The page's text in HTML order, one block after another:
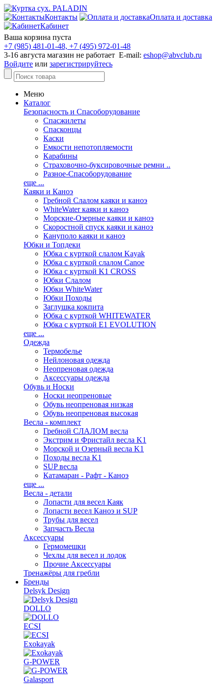
Контакты
Оплата и доставка
Кабинет
Ваша корзина пуста
+7 (985) 481-01-48, +7 (495) 972-01-48
3-16 августа магазин не работает E-mail: eshop@abvclub.ru
Войдите или зарегистрируйтесь
Меню
Каталог
Безопасность и Спасоборудование
Спасжилеты
Спасконцы
Каски
Емкости непотопляемости
Карабины
Страховочно-буксировочные ремни ..
Разное-Спасоборудование
еще ...
Каяки и Каноэ
Гребной Слалом каяки и каноэ
WhiteWater каяки и каноэ
Морские-Озерные каяки и каноэ
Скоростной спуск каяки и каноэ
Кануполо каяки и каноэ
Юбки и Топдеки
Юбка с курткой слалом Kayak
Юбка с курткой слалом Canoe
Юбка с курткой K1 CROSS
Юбки Слалом
Юбки WhiteWater
Юбки Походы
Заглушка кокпита
Юбка с курткой WHITEWATER
Юбка с курткой E1 EVOLUTION
еще ...
Одежда
Термобелье
Нейлоновая одежда
Неопреновая одежда
Аксессуары одежда
Обувь и Носки
Носки неопреновые
Обувь неопреновая низкая
Обувь неопреновая высокая
Весла - комплект
Гребной СЛАЛОМ весла
Экстрим и Фристайл весла K1
Морской и Озерный весла K1
Походы весла K1
SUP весла
Катамаран - Рафт - Каноэ
еще ...
Весла - детали
Лопасти для весел Каяк
Лопасти весел Каноэ и SUP
Трубы для весел
Запчасть Весла
Аксессуары
Гермомешки
Чехлы для весел и лодок
Прочие Аксессуары
Тренажёры для гребли
Бренды
Delsyk Design
DOLLO
ECSI
Exokayak
G-POWER
Galasport